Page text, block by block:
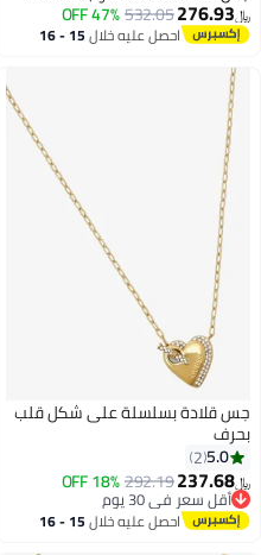
﷼‏276.93
532.05
47% OFF
احصل عليه خلال 15 - 16
جس قلادة بسلسلة على شكل قلب
بحرف
5.0
2
﷼‏237.68
292.19
18% OFF
أقل سعر في 30 يوم
أقل سعر في 30 يوماحصل عليه خلال 15 - 16
اغسطس